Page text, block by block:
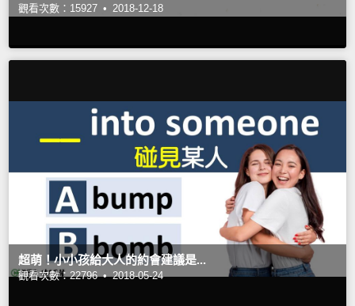
觀看次數：15927 • 2018-12-18
超萌！小小孩給大人的約會建議是...
觀看次數：22796 • 2018-05-24